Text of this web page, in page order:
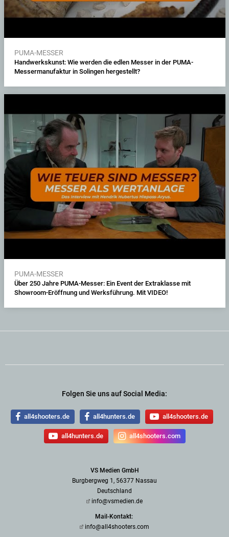
PUMA-MESSER
Handwerkskunst: Wie werden die edlen Messer in der PUMA-
Messermanufaktur in Solingen hergestellt?
PUMA-MESSER
Über 250 Jahre PUMA-Messer: Ein Event der Extraklasse mit
Showroom-Eröffnung und Werksführung. Mit VIDEO!
Folgen Sie uns auf Social Media:
all4shooters.de all4hunters.de all4shooters.de
all4hunters.de all4shooters.com
VS Medien GmbH
Burgbergweg 1, 56377 Nassau
Deutschland
info@vsmedien.de
Mail-Kontakt:
info@all4shooters.com